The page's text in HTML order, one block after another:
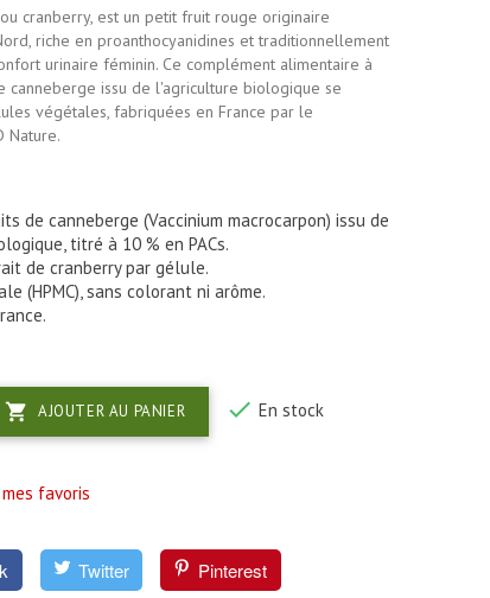
cranberry, est un petit fruit rouge originaire
riche en proanthocyanidines et traditionnellement
urinaire féminin. Ce complément alimentaire à
canneberge issu de l'agriculture biologique se
végétales, fabriquées en France par le
Nature.
de canneberge (Vaccinium macrocarpon) issu de
titré à 10 % en PACs.
de cranberry par gélule.
(HPMC), sans colorant ni arôme.
 AJOUTER AU PANIER  En stock
favoris
Twitter Pinterest